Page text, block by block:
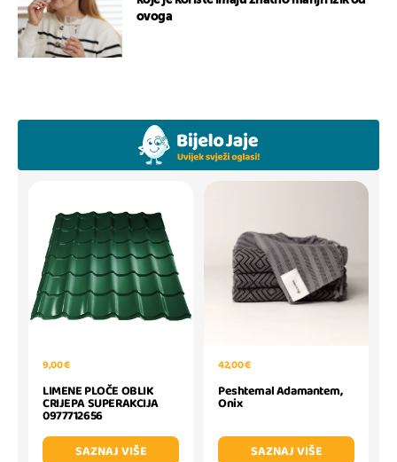
ovoga
9,00 €
LIMENE PLOČE OBLIK
CRIJEPA SUPERAKCIJA
0977712656
SAZNAJ VIŠE
42,00 €
Peshtemal Adamantem,
Onix
SAZNAJ VIŠE